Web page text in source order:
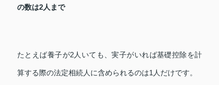
の数は2人まで
たとえば養子が2人いても、実子がいれば基礎控除を計
算する際の法定相続人に含められるのは1人だけです。